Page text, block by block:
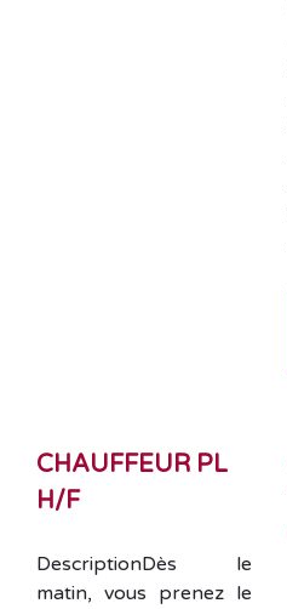
CHAUFFEUR PL
H/F
DescriptionDès le
matin, vous prenez le